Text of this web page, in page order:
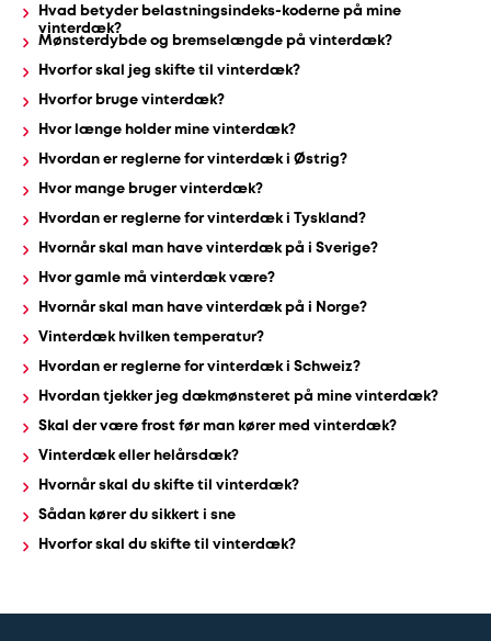
Hvad betyder belastningsindeks-koderne på mine
vinterdæk?
Mønsterdybde og bremselængde på vinterdæk?
Hvorfor skal jeg skifte til vinterdæk?
Hvorfor bruge vinterdæk?
Hvor længe holder mine vinterdæk?
Hvordan er reglerne for vinterdæk i Østrig?
Hvor mange bruger vinterdæk?
Hvordan er reglerne for vinterdæk i Tyskland?
Hvornår skal man have vinterdæk på i Sverige?
Hvor gamle må vinterdæk være?
Hvornår skal man have vinterdæk på i Norge?
Vinterdæk hvilken temperatur?
Hvordan er reglerne for vinterdæk i Schweiz?
Hvordan tjekker jeg dækmønsteret på mine vinterdæk?
Skal der være frost før man kører med vinterdæk?
Vinterdæk eller helårsdæk?
Hvornår skal du skifte til vinterdæk?
Sådan kører du sikkert i sne
Hvorfor skal du skifte til vinterdæk?